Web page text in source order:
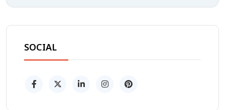
SOCIAL